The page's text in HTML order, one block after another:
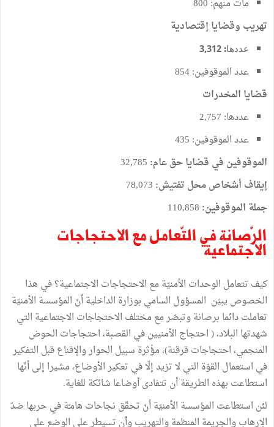
مات منهم: 800
تهريب وقضاياإقتصادية
عددها: 3 ,312
عدد الموقوفين: 854
قضايا المخدرات
عددها: 2,757
عدد الموقوفين: 435
الموقوفين في قضايا حق عام: 32,785
إيقاف أشخاص محل تفتيش: 78,073
جملة الموقوفين: 110,858
الرّصانة في التّعامل مع الاحتجاجات
الاجتماعية
كيف تتعامل الوحدات الأمنيّةمع الاحتجاجات الاجتماعية؟في هذا
الخصوص يبيّن المسؤول السامي بوزارة الداخليةأنّ المؤسسة الأمنيّة
تعاملتدائما برصانةوتبصّرمعمختلف الاحتجاجات الاجتماعية التي
شهدتها البلاد،(احتجاج الأمنيينفي القصبة،احتجاجات الحوض
المنجمي،احتجاجاتقرقنة)،مؤْثرة سبيل الحواروالإقناعقبل التفكير
في استعمال القوّة التي لاتزيدإلّافي تعكيرالأوضاع،مشيرا إلىأنّها
استطاعت بهذه الطريقةأن تتفادىأوضاعا شائكة للغاية.
لئن استطاعت المؤسسة الأمنيّةأنّ تحقّق نجاحات هامـّةفيحربها ضدّ
الإرهابوالجريمة المنظمةوالتهريبوأن تسيطر على الوضععلى